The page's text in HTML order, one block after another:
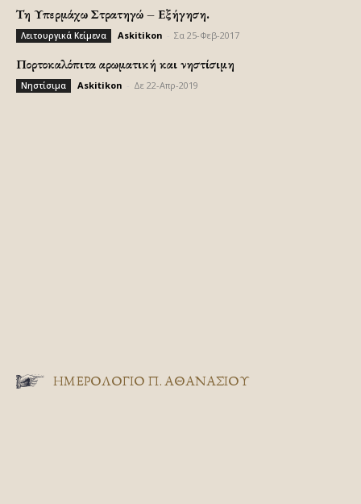
Τη Υπερμάχω Στρατηγώ – Εξήγηση.
Λειτουργικά Κείμενα Askitikon Σα 25-Φεβ-2017
Πορτοκαλόπιτα αρωματική και νηστίσιμη
Νηστίσιμα Askitikon Δε 22-Απρ-2019
ΗΜΕΡΟΛΟΓΙΟ Π. ΑΘΑΝΑΣΙΟΥ